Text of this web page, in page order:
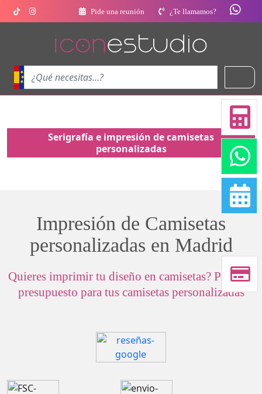
Pide una reunión ¿Te llamamos?
Serigrafía e impresión de camisetas
personalizadas
Impresión de Camisetas
personalizadas en Madrid
Quieres imprimir tu diseño en camisetas? Pídenos
presupuesto para tus camisetas personalizadas